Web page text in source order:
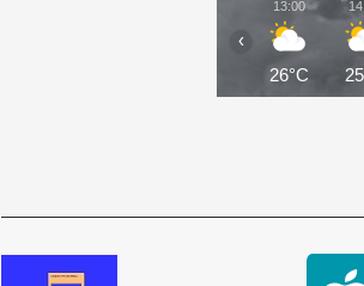
13:00
26°C
‹